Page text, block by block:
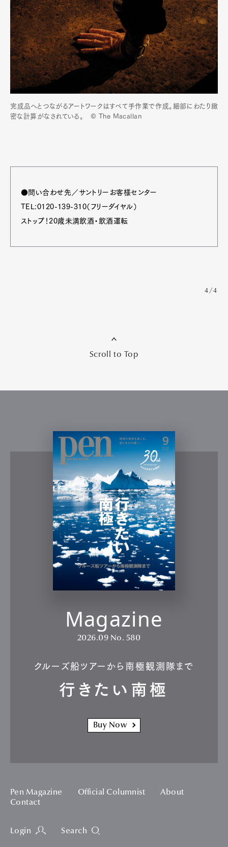
完成品へとつながるアートワークはすべて手作業で作成。細部にわたり緻
密な計算がなされている。 © The Macallan
●問い合わせ先／サントリーお客様センター
TEL:0120-139-310（フリーダイヤル）
ストップ！20歳未満飲酒・飲酒運転
4/4
Scroll to Top
Magazine
2026.09 No. 580
クルーズ船ツアーから南極観測隊まで
行きたい南極
Buy Now
Pen Magazine Official Columnist
About
Contact
Login Search